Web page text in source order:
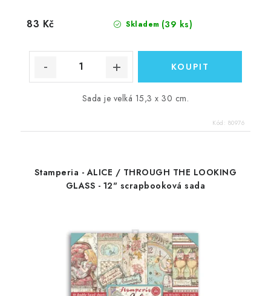
Skladem (39 ks)
83 Kč
Sada je velká 15,3 x 30 cm.
Kód: 80976
Stamperia - ALICE / THROUGH THE LOOKING
GLASS - 12" scrapbooková sada